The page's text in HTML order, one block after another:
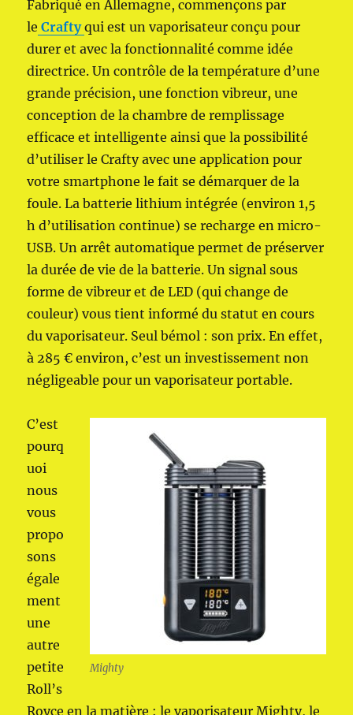
Fabriqué en Allemagne, commençons par
le Crafty qui est un vaporisateur conçu pour
durer et avec la fonctionnalité comme idée
directrice. Un contrôle de la température d’une
grande précision, une fonction vibreur, une
conception de la chambre de remplissage
efficace et intelligente ainsi que la possibilité
d’utiliser le Crafty avec une application pour
votre smartphone le fait se démarquer de la
foule. La batterie lithium intégrée (environ 1,5
h d’utilisation continue) se recharge en micro-
USB. Un arrêt automatique permet de préserver
la durée de vie de la batterie. Un signal sous
forme de vibreur et de LED (qui change de
couleur) vous tient informé du statut en cours
du vaporisateur. Seul bémol : son prix. En effet,
à 285 € environ, c’est un investissement non
négligeable pour un vaporisateur portable.
Mighty
C’est
pourq
uoi
nous
vous
propo
sons
égale
ment
une
autre
petite
Roll’s
Royce en la matière : le vaporisateur Mighty, le